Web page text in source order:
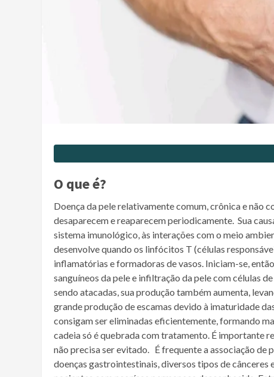
O que é?
Doença da pele relativamente comum, crônica e não
desaparecem e reaparecem periodicamente. Sua
sistema imunológico, às interações com o meio
desenvolve quando os linfócitos T (células
inflamatórias e formadoras de vasos. Iniciam-se,
sanguíneos da pele e infiltração da pele com células
sendo atacadas, sua produção também aumenta,
grande produção de escamas devido à imaturidade
consigam ser eliminadas eficientemente, formando
cadeia só é quebrada com tratamento. É importante
não precisa ser evitado. É frequente a associação
doenças gastrointestinais, diversos tipos de